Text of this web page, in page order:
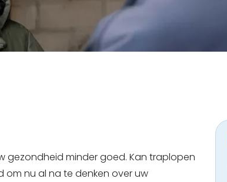
gezondheid minder goed. Kan traplopen
nu al na te denken over uw